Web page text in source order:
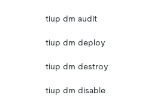
tiup dm audit
tiup dm deploy
tiup dm destroy
tiup dm disable